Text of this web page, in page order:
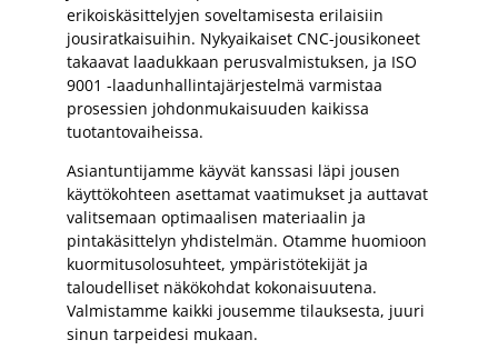
erikoiskäsittelyjen soveltamisesta erilaisiin
jousiratkaisuihin. Nykyaikaiset CNC-jousikoneet
takaavat laadukkaan perusvalmistuksen, ja ISO
9001 -laadunhallintajärjestelmä varmistaa
prosessien johdonmukaisuuden kaikissa
tuotantovaiheissa.
Asiantuntijamme käyvät kanssasi läpi jousen
käyttökohteen asettamat vaatimukset ja auttavat
valitsemaan optimaalisen materiaalin ja
pintakäsittelyn yhdistelmän. Otamme huomioon
kuormitusolosuhteet, ympäristötekijät ja
taloudelliset näkökohdat kokonaisuutena.
Valmistamme kaikki jousemme tilauksesta, juuri
sinun tarpeidesi mukaan.